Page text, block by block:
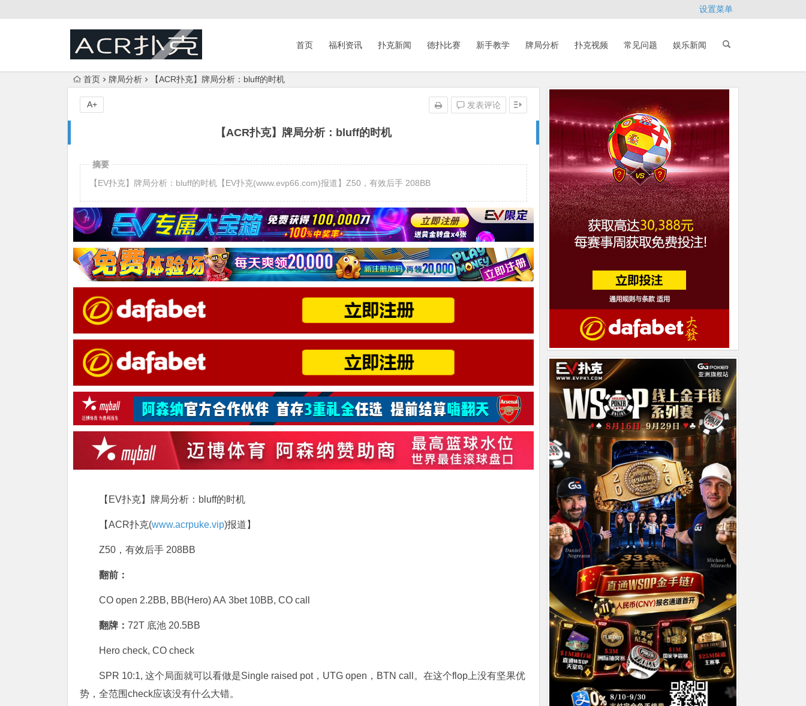
设置菜单
首页 福利资讯 扑克新闻 德扑比赛 新手教学 牌局分析 扑克视频 常见问题 娱乐新闻
首页 牌局分析 【ACR扑克】牌局分析：bluff的时机
【ACR扑克】牌局分析：bluff的时机
发表评论
A+
摘要
【EV扑克】牌局分析：bluff的时机【EV扑克(www.evp66.com)报道】Z50，有效后手 208BB
【EV扑克】牌局分析：bluff的时机
【ACR扑克(www.acrpuke.vip)报道】
Z50，有效后手 208BB
翻前：
CO open 2.2BB, BB(Hero) AA 3bet 10BB, CO call
翻牌： 72T 底池 20.5BB
Hero check, CO check
SPR 10:1, 这个局面就可以看做是Single raised pot，UTG open，BTN call。在这个flop上没有坚果优
势，全范围check应该没有什么大错。